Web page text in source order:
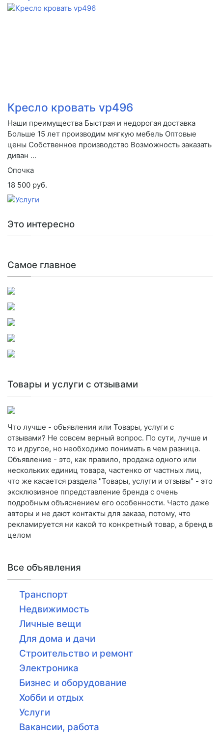
Кресло кровать vp496
Наши преимущества Быстрая и недорогая доставка
Больше 15 лет производим мягкую мебель Оптовые
цены Собственное производство Возможность заказать
диван ...
Опочка
18 500 руб.
Это интересно
Самое главное
Товары и услуги с отзывами
Что лучше - объявления или Товары, услуги с
отзывами? Не совсем верный вопрос. По сути, лучше и
то и другое, но необходимо понимать в чем разница.
Объявление - это, как правило, продажа одного или
нескольких единиц товара, частенко от частных лиц,
что же касается раздела "Товары, услуги и отзывы" - это
эксклюзивное ппредставление бренда с очень
подробным объяснением его особенности. Часто даже
авторы и не дают контакты для заказа, потому, что
рекламируется ни какой то конкретный товар, а бренд в
целом
Все объявления
Транспорт
Недвижимость
Личные вещи
Для дома и дачи
Строительство и ремонт
Электроника
Бизнес и оборудование
Хобби и отдых
Услуги
Вакансии, работа